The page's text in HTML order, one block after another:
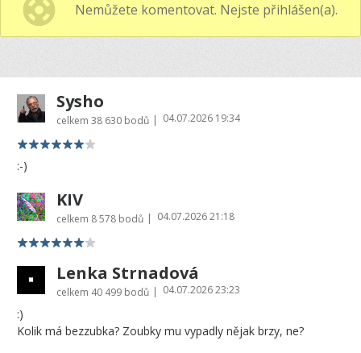
Nemůžete komentovat. Nejste přihlášen(a).
Sysho
celkem 38 630 bodů | 04.07.2026 19:34
:-)
KIV
celkem 8 578 bodů | 04.07.2026 21:18
Lenka Strnadová
celkem 40 499 bodů | 04.07.2026 23:23
:)
Kolik má bezzubka? Zoubky mu vypadly nějak brzy, ne?